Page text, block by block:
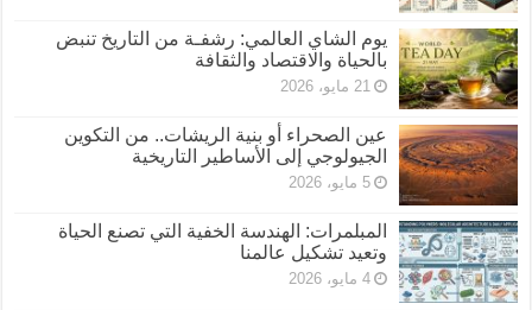
يوم الشاي العالمي: رشفـة من التاريخ تنبض
بالحياة والاقتصاد والثقافة
21 مايو، 2026
عين الصحراء أو بنية الريشات.. من التكوين
الجيولوجي إلى الأساطير التاريخية
5 مايو، 2026
المبلمرات: الهندسة الخفية التي تصنع الحياة
وتعيد تشكيل عالمنا
4 مايو، 2026